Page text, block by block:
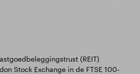
(REIT)
Stock Exchange in de FTSE 100-